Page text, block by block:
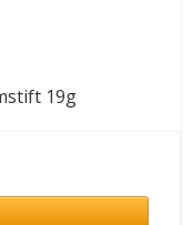
19g